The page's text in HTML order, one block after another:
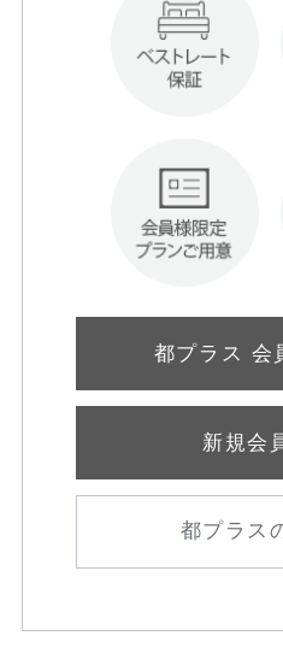
都プラス 会
新規会
都プラス